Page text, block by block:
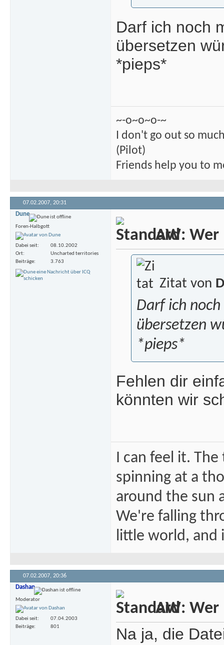
Darf ich noch
übersetzen
*pieps*
~-o~o~o-~
I don't go out so
(Pilot)
Friends help you to
07.02.2007, 20:31
Dune
Foren-Halbgott
Dabei seit
08.10.2002
Ort
Uncharted territories
Beiträge
3.763
AW: Wer
Zitat von
Darf ich
übersetzen
*pieps*
Fehlen dir
könnten wir
I can feel it.
spinning at a
around the sun
We're falling
little world, and
07.02.2007, 20:36
Dashan
Moderator
Dabei seit
07.04.2003
Beiträge
801
AW: Wer
Na ja, die